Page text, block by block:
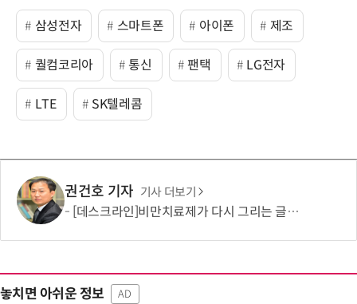
삼성전자 스마트폰 아이폰 제조
퀄컴코리아 통신 팬택 LG전자
LTE SK텔레콤
권건호 기자 기사 더보기
[데스크라인]비만치료제가 다시 그리는 글로벌 산업 지도
놓치면 아쉬운 정보 AD